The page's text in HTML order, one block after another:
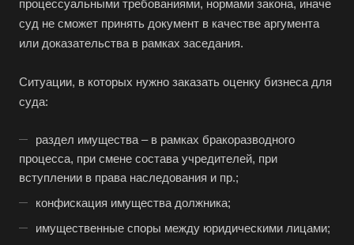
процессуальными требованиями, нормами закона, иначе
суд не сможет принять документ в качестве аргумента
или доказательства в рамках заседания.
Ситуации, в которых нужно заказать оценку бизнеса для
суда:
раздел имущества – в рамках бракоразводного
процесса, при смене состава учредителей, при
вступлении в права наследования и пр.;
конфискация имущества должника;
имущественные споры между юридическими лицами;